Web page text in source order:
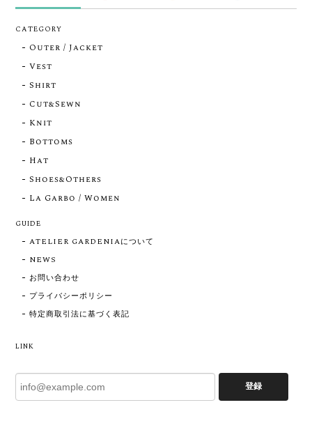
CATEGORY
Outer / Jacket
Vest
Shirt
Cut&Sewn
Knit
Bottoms
Hat
Shoes&Others
La Garbo / Women
GUIDE
ATELIER GARDENIAについて
NEWS
お問い合わせ
プライバシーポリシー
特定商取引法に基づく表記
LINK
登録